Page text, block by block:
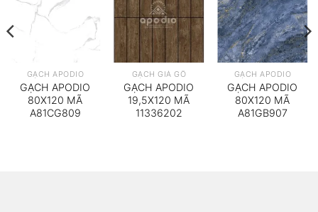
GẠCH APODIO
GẠCH APODIO
80X120 MÃ
A81CG809
GẠCH GIẢ GỖ
GẠCH APODIO
19,5X120 MÃ
11336202
GẠCH APODIO
GẠCH APODIO
80X120 MÃ
A81GB907